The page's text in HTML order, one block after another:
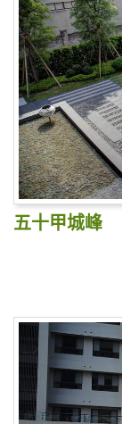
五十甲城峰